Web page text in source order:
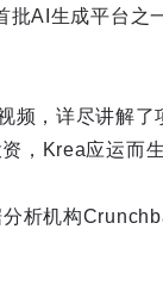
AI生成平台之
频，详尽讲解
，Krea应运而生
析机构